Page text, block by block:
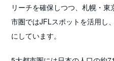
リーチを確保しつつ、札幌・
市圏ではJFLスポットを活用し
にしています。